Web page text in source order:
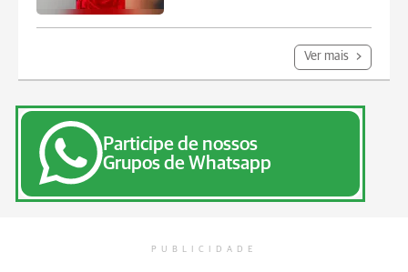
Ver mais
Participe de nossos
Grupos de Whatsapp
PUBLICIDADE